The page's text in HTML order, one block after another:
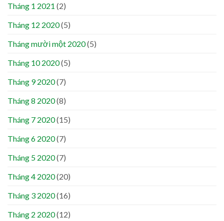
Tháng 1 2021 (2)
Tháng 12 2020(5)
Tháng mười một 2020(5)
Tháng 10 2020(5)
Tháng 9 2020(7)
Tháng 8 2020(8)
Tháng 7 2020(15)
Tháng 6 2020(7)
Tháng 5 2020(7)
Tháng 4 2020(20)
Tháng 3 2020(16)
Tháng 2 2020(12)